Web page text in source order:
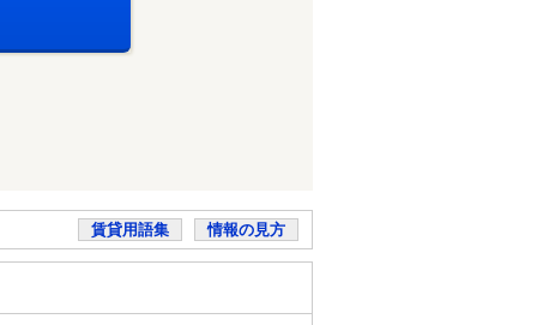
賃貸用語集 情報の見方